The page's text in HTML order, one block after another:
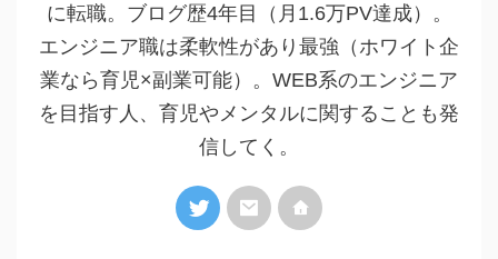
に転職。ブログ歴4年目（月1.6万PV達成）。
エンジニア職は柔軟性があり最強（ホワイト企
業なら育児×副業可能）。WEB系のエンジニア
を目指す人、育児やメンタルに関することも発
信してく。